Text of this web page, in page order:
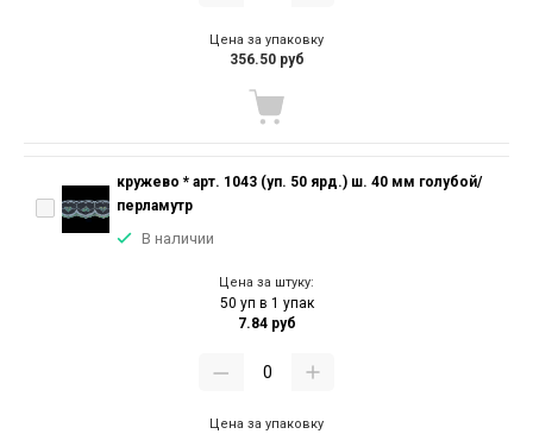
Цена за упаковку
356.50 руб
кружево * арт. 1043 (уп. 50 ярд.) ш. 40 мм голубой/
перламутр
В наличии
Цена за штуку:
50 уп в 1 упак
7.84 руб
Цена за упаковку